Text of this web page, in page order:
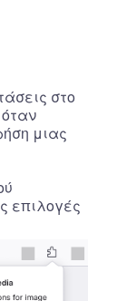
στο
μιας
επιλογές